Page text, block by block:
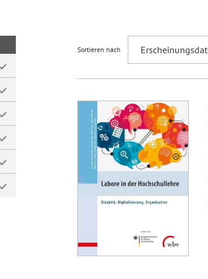
Sortieren nach